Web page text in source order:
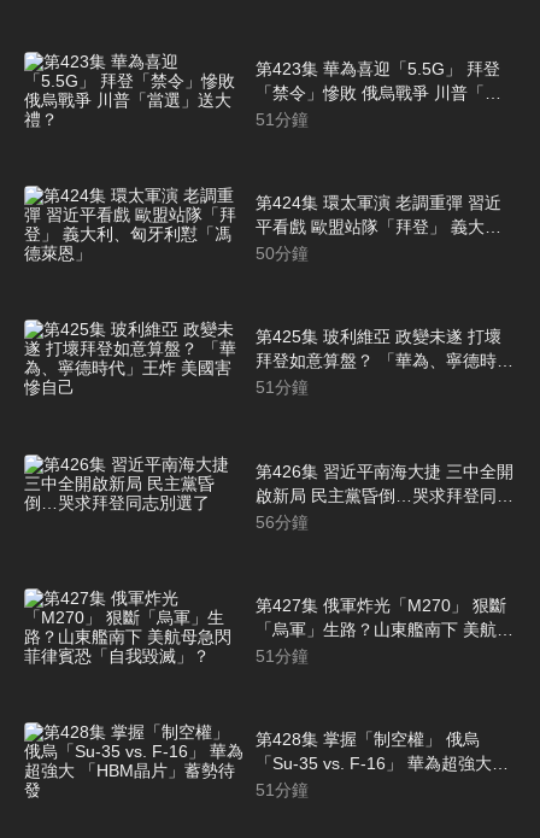
第423集 華為喜迎「5.5G」 拜登
「禁令」慘敗 俄烏戰爭 川普「當
選」送大禮？
51分鐘
第424集 環太軍演 老調重彈 習近
平看戲 歐盟站隊「拜登」 義大
利、匈牙利懟「馮德萊恩」
50分鐘
第425集 玻利維亞 政變未遂 打壞
拜登如意算盤？ 「華為、寧德時
代」王炸 美國害慘自己
51分鐘
第426集 習近平南海大捷 三中全開
啟新局 民主黨昏倒…哭求拜登同志
別選了
56分鐘
第427集 俄軍炸光「M270」 狠斷
「烏軍」生路？山東艦南下 美航母
急閃 菲律賓恐「自我毀滅」？
51分鐘
第428集 掌握「制空權」 俄烏
「Su-35 vs. F-16」 華為超強大
「HBM晶片」蓄勢待發
51分鐘